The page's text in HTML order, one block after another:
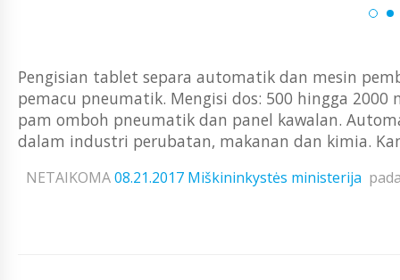
Pengisian tablet separa automatik dan mesin
pemacu pneumatik. Mengisi dos: 500 hingga
pam omboh pneumatik dan panel kawalan.
dalam industri perubatan, makanan dan kimia.
NETAIKOMA08.21.2017 Miškininkystės ministerija